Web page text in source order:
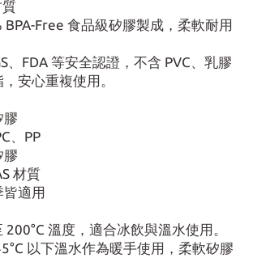
Free 食品級矽膠製成，柔軟耐用
、FDA 等安全認證，不含 PVC、乳膠
安心重複使用。
膠
、PP
膠
材質
適用
200°C 溫度，適合冰飲與溫水使用。
以下溫水作為暖手使用，柔軟矽膠